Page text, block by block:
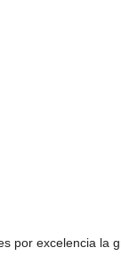
por excelencia la